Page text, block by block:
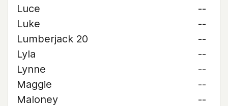
Luce
--
Luke
--
Lumberjack 20
--
Lyla
--
Lynne
--
Maggie
--
Maloney
--